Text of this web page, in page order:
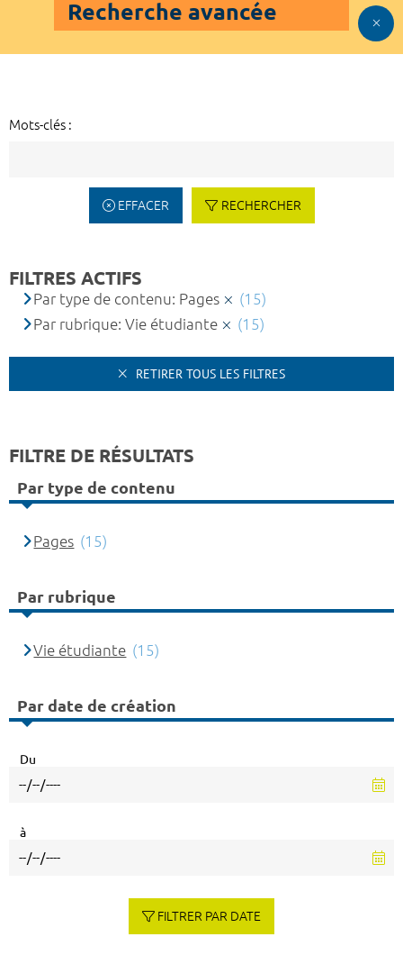
Recherche avancée
Mots-clés :
EFFACER RECHERCHER
FILTRES ACTIFS
Par type de contenu: Pages
(15)
Par rubrique: Vie étudiante
(15)
RETIRER TOUS LES FILTRES
FILTRE DE RÉSULTATS
Par type de contenu
Pages (15)
Par rubrique
Vie étudiante (15)
Par date de création
Du
à
FILTRER PAR DATE